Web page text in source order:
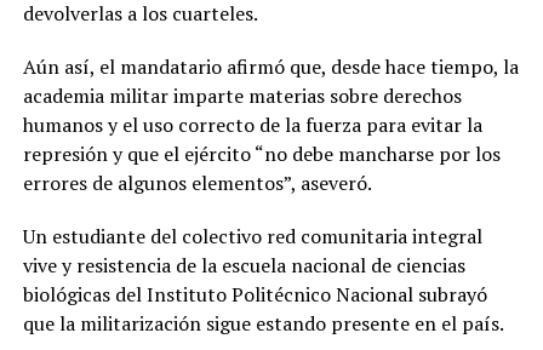
devolverlas a los cuarteles.
Aún así, el mandatario afirmó que, desde hace tiempo, la
academia militar imparte materias sobre derechos
humanos y el uso correcto de la fuerza para evitar la
represión y que el ejército “no debe mancharse por los
errores de algunos elementos”, aseveró.
Un estudiante del colectivo red comunitaria integral
vive y resistencia de la escuela nacional de ciencias
biológicas del Instituto Politécnico Nacional subrayó
que la militarización sigue estando presente en el país.